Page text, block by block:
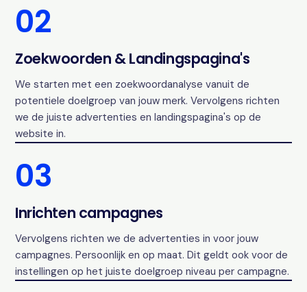
02
Zoekwoorden & Landingspagina's
We starten met een zoekwoordanalyse vanuit de
potentiele doelgroep van jouw merk. Vervolgens richten
we de juiste advertenties en landingspagina's op de
website in.
03
Inrichten campagnes
Vervolgens richten we de advertenties in voor jouw
campagnes. Persoonlijk en op maat. Dit geldt ook voor de
instellingen op het juiste doelgroep niveau per campagne.